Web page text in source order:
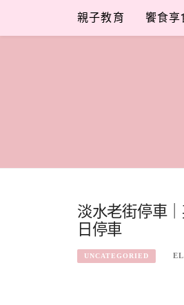
content
親子教育 饗食享
淡水老街停車
日停車
UNCATEGORIED